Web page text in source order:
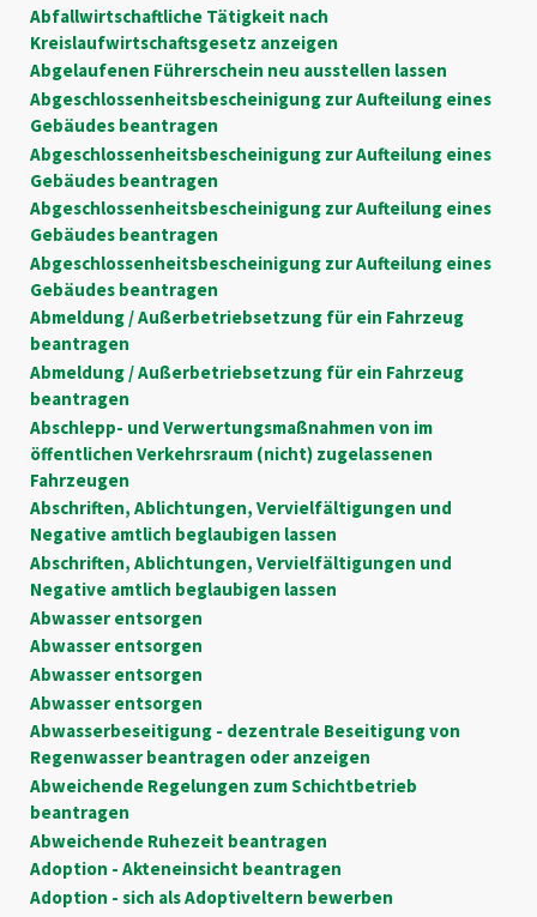
Abfallwirtschaftliche Tätigkeit nach
Kreislaufwirtschaftsgesetz anzeigen
Abgelaufenen Führerschein neu ausstellen lassen
Abgeschlossenheitsbescheinigung zur Aufteilung eines
Gebäudes beantragen
Abgeschlossenheitsbescheinigung zur Aufteilung eines
Gebäudes beantragen
Abgeschlossenheitsbescheinigung zur Aufteilung eines
Gebäudes beantragen
Abgeschlossenheitsbescheinigung zur Aufteilung eines
Gebäudes beantragen
Abmeldung / Außerbetriebsetzung für ein Fahrzeug
beantragen
Abmeldung / Außerbetriebsetzung für ein Fahrzeug
beantragen
Abschlepp- und Verwertungsmaßnahmen von im
öffentlichen Verkehrsraum (nicht) zugelassenen
Fahrzeugen
Abschriften, Ablichtungen, Vervielfältigungen und
Negative amtlich beglaubigen lassen
Abschriften, Ablichtungen, Vervielfältigungen und
Negative amtlich beglaubigen lassen
Abwasser entsorgen
Abwasser entsorgen
Abwasser entsorgen
Abwasser entsorgen
Abwasserbeseitigung - dezentrale Beseitigung von
Regenwasser beantragen oder anzeigen
Abweichende Regelungen zum Schichtbetrieb
beantragen
Abweichende Ruhezeit beantragen
Adoption - Akteneinsicht beantragen
Adoption - sich als Adoptiveltern bewerben